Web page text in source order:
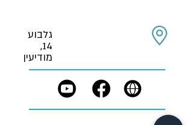
גלבוע
14,
מודיעין